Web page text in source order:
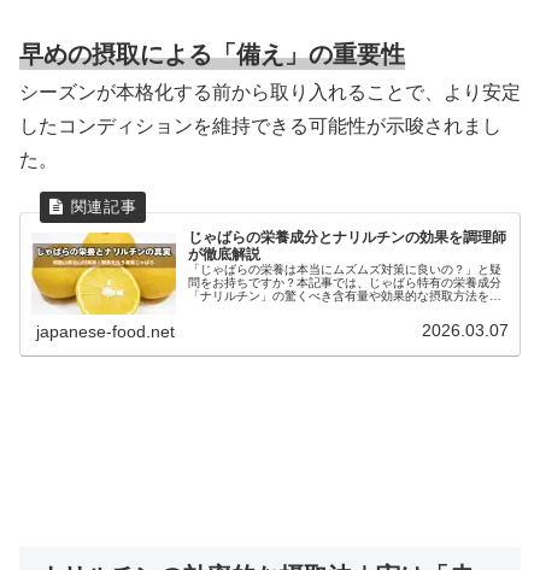
早めの摂取による「備え」の重要性
シーズンが本格化する前から取り入れることで、より安定
したコンディションを維持できる可能性が示唆されまし
た。
じゃばらの栄養成分とナリルチンの効果を調理師
が徹底解説
「じゃばらの栄養は本当にムズムズ対策に良いの？」と疑
問をお持ちですか？本記事では、じゃばら特有の栄養成分
「ナリルチン」の驚くべき含有量や効果的な摂取方法を、
japanese-food.net 2026.03.07